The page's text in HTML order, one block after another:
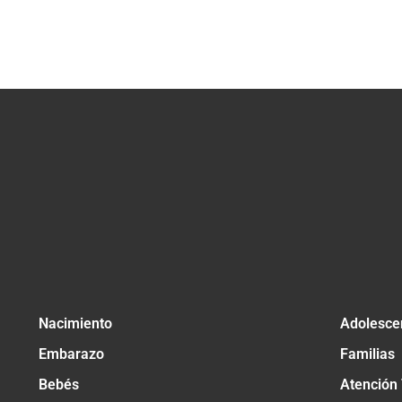
Nacimiento
Embarazo
Bebés
Familias
Atención